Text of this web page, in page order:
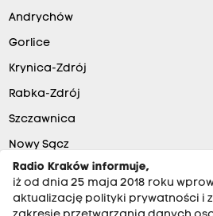
Andrychów
Gorlice
Krynica-Zdrój
Rabka-Zdrój
Szczawnica
Nowy Sącz
Radio Kraków informuje,
iż od dnia 25 maja 2018 roku
aktualizację polityki prywatności i